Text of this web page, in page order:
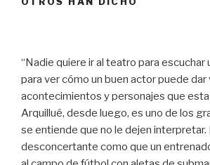
“Nadie quiere ir al teatro para escuchar
para ver cómo un buen actor puede dar
acontecimientos y personajes que esta
Arquillué, desde luego, es uno de los
se entiende que no le dejen interpretar.
desconcertante como que un